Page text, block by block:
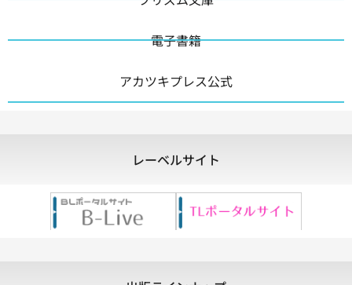
電子書籍
アカツキプレス公式
レーベルサイト